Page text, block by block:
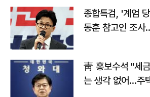
종합특검, '계엄
동훈 참고인 조사
靑 홍보수석 "세
는 생각 없어…주